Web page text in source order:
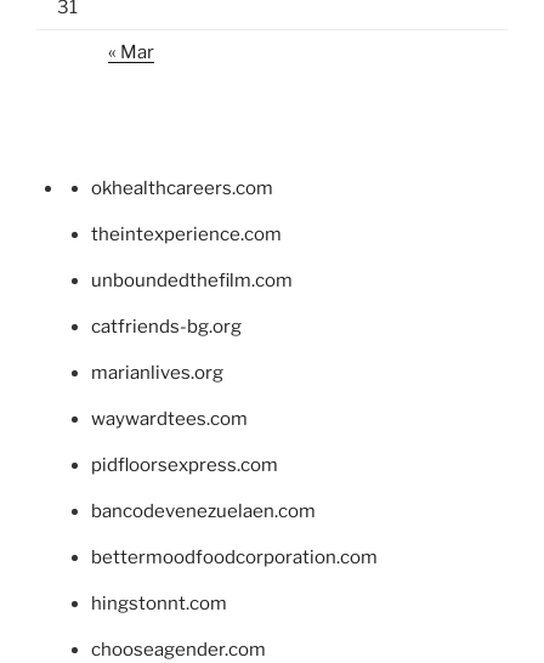
31
« Mar
okhealthcareers.com
theintexperience.com
unboundedthefilm.com
catfriends-bg.org
marianlives.org
waywardtees.com
pidfloorsexpress.com
bancodevenezuelaen.com
bettermoodfoodcorporation.com
hingstonnt.com
chooseagender.com